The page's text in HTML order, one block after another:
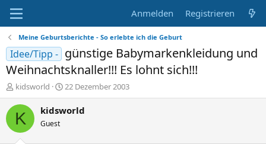
Anmelden Registrieren
Meine Geburtsberichte - So erlebte ich die Geburt
Idee/Tipp - günstige Babymarkenkleidung und
Weihnachtsknaller!!! Es lohnt sich!!!
E
r
s
kidsworld
E
r
s
22 Dezember 2003
K kidsworld
Guest